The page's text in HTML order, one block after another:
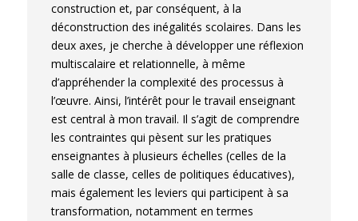
construction et, par conséquent, à la
déconstruction des inégalités scolaires. Dans les
deux axes, je cherche à développer une réflexion
multiscalaire et relationnelle, à même
d’appréhender la complexité des processus à
l’œuvre. Ainsi, l’intérêt pour le travail enseignant
est central à mon travail. Il s’agit de comprendre
les contraintes qui pèsent sur les pratiques
enseignantes à plusieurs échelles (celles de la
salle de classe, celles de politiques éducatives),
mais également les leviers qui participent à sa
transformation, notamment en termes